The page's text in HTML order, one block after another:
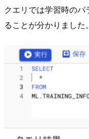
クエリでは学習時の
ることが分かりました。